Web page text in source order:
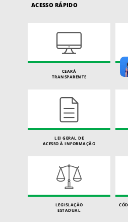
ACESSO RÁPIDO
CEARÁ
TRANSPARENTE
LEI GERAL DE
ACESSO À INFORMAÇÃO
LEGISLAÇÃO
ESTADUAL